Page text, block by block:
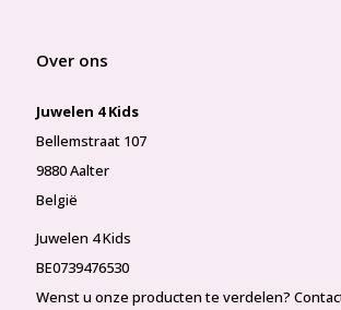
Over ons
Juwelen 4 Kids
Bellemstraat 107
9880 Aalter
België
Juwelen 4 Kids
BE0739476530
Wenst u onze producten te verdelen?